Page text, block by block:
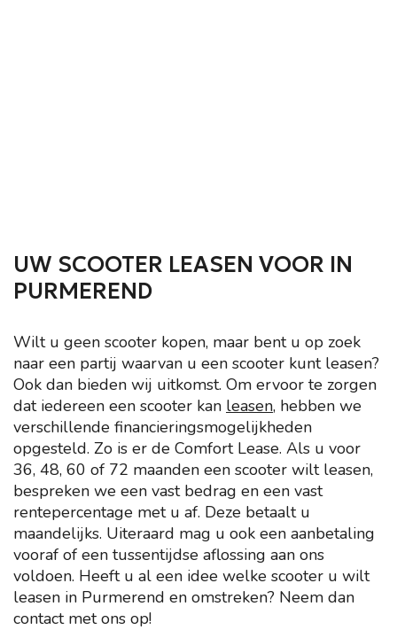
UW SCOOTER LEASEN VOOR IN
PURMEREND
Wilt u geen scooter kopen, maar bent u op zoek
naar een partij waarvan u een scooter kunt leasen?
Ook dan bieden wij uitkomst. Om ervoor te zorgen
dat iedereen een scooter kan leasen, hebben we
verschillende financieringsmogelijkheden
opgesteld. Zo is er de Comfort Lease. Als u voor
36, 48, 60 of 72 maanden een scooter wilt leasen,
bespreken we een vast bedrag en een vast
rentepercentage met u af. Deze betaalt u
maandelijks. Uiteraard mag u ook een aanbetaling
vooraf of een tussentijdse aflossing aan ons
voldoen. Heeft u al een idee welke scooter u wilt
leasen in Purmerend en omstreken? Neem dan
contact met ons op!